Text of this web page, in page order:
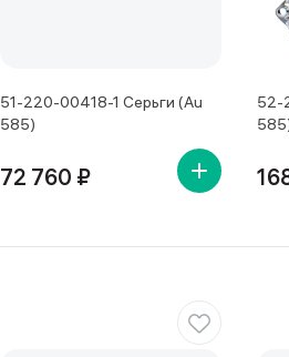
51-220-00418-1 Серьги (Au
585)
72 760 ₽
52-